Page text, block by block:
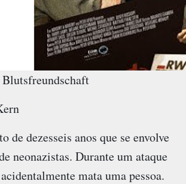
de dezesseis anos que se envolve
neonazistas. Durante um ataque
mata uma pessoa.